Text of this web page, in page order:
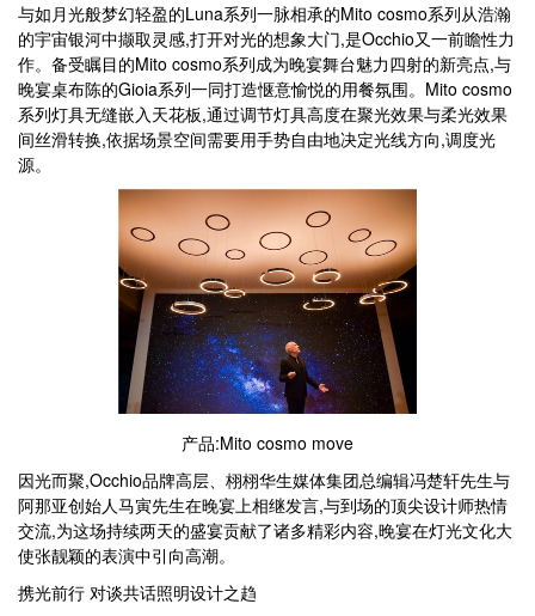
与如月光般梦幻轻盈的Luna系列一脉相承的Mito cosmo系列从浩瀚
的宇宙银河中撷取灵感,打开对光的想象大门,是Occhio又一前瞻性力
作。备受瞩目的Mito cosmo系列成为晚宴舞台魅力四射的新亮点,与
晚宴桌布陈的Gioia系列一同打造惬意愉悦的用餐氛围。Mito cosmo
系列灯具无缝嵌入天花板,通过调节灯具高度在聚光效果与柔光效果
间丝滑转换,依据场景空间需要用手势自由地决定光线方向,调度光
源。
产品:Mito cosmo move
因光而聚,Occhio品牌高层、栩栩华生媒体集团总编辑冯楚轩先生与
阿那亚创始人马寅先生在晚宴上相继发言,与到场的顶尖设计师热情
交流,为这场持续两天的盛宴贡献了诸多精彩内容,晚宴在灯光文化大
使张靓颖的表演中引向高潮。
携光前行 对谈共话照明设计之趋